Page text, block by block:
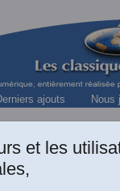
ajouts Nous
et les